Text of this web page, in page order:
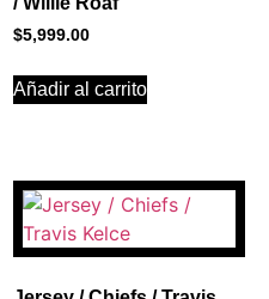
$5,999.00
Añadir al carrito